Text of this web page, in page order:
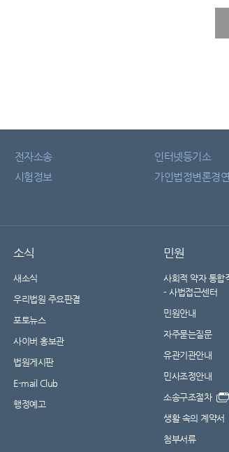
전자소송 인터넷등기소
시험정보 가인법정변론경
소식
새소식
우리법원 주요판결
포토뉴스
사이버 홍보관
법원게시판
E-mail Club
행정예고
민원
사회적 약자 통합
- 사법접근센터
민원안내
자주묻는질문
유관기관안내
민사조정안내
소송구조절차
생활 속의 계약서
첨부서류